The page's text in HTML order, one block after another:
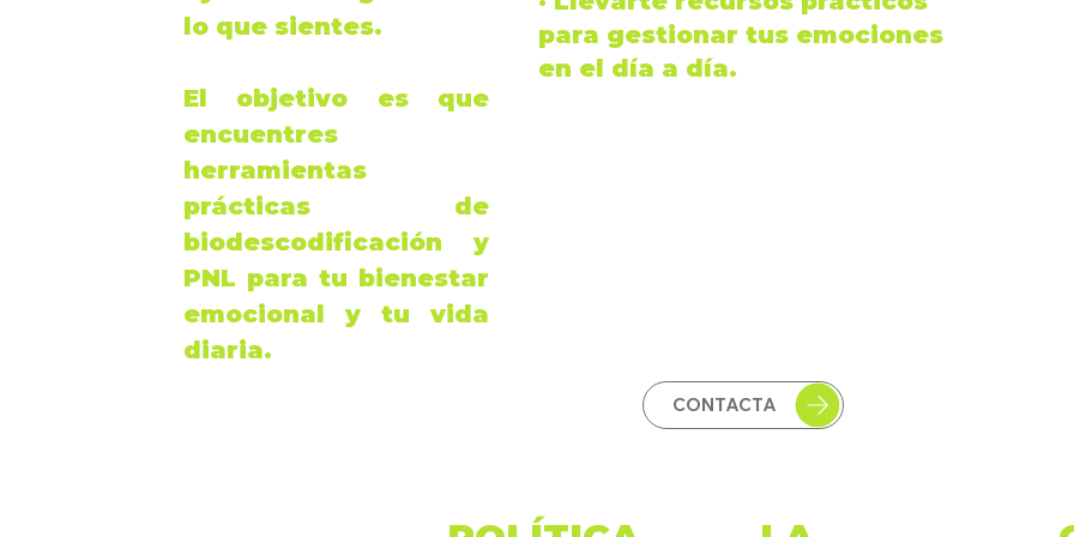
lo que sientes.
El objetivo es que
encuentres
herramientas
prácticas de
biodescodificacióny
PNL para tu bienestar
emocional y tu vida
diaria.
para gestionar tus emociones
en el día a día.
CONTACTA